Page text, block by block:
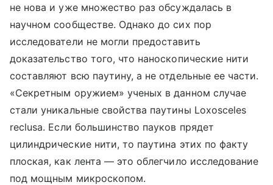
не нова и уже множество раз обсуждалась в
научном сообществе. Однако до сих пор
исследователи не могли предоставить
доказательство того, что наноскопические нити
составляют всю паутину, а не отдельные ее части.
«Секретным оружием» ученых в данном случае
стали уникальные свойства паутины Loxosceles
reclusa. Если большинство пауков прядет
цилиндрические нити, то паутина этих по факту
плоская, как лента — это облегчило исследование
под мощным микроскопом.